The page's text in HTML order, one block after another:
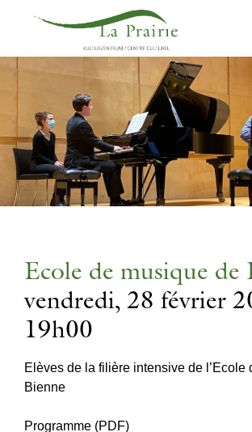
Ecole de musique de
vendredi, 28 février
19h00
Elèves de la filière intensive de l’Ecole
Bienne
Programme (PDF)